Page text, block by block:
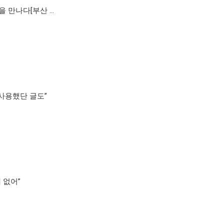
만나다[부산 …
용했단 글도”
어”